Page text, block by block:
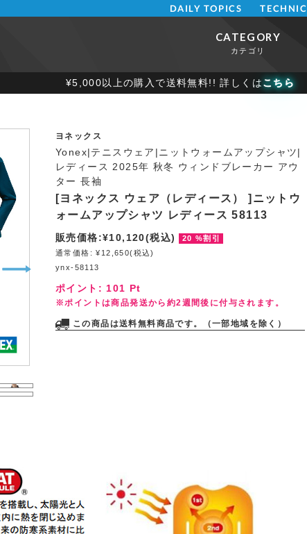
¥5,000以上の購入で送料無料!! 詳しくはこちら
DAILY TOPICS TECHNIC
CATEGORY
カテゴリ
ヨネックス
Yonex|テニスウェア|ニットウォームアップシャツ|
レディース 2025年 秋冬 ウィンドブレーカー アウ
ター 長袖
[ヨネックス ウェア（レディース） ]ニットウ
ォームアップシャツ レディース 58113
販売価格:¥10,120(税込)
20 %割引
通常価格: ¥12,650(税込)
ynx-58113
ポイント: 101 Pt
※ポイントは商品発送から約2週間後に付与されます。
この商品は送料無料商品です。（一部地域を除く）